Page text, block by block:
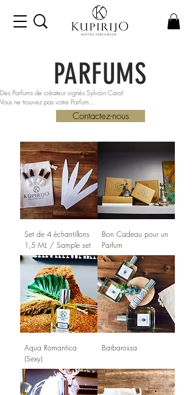
Des Parfums de créateur signés Sylvain Cara!
Vous ne trouvez pas votre Parfum...
PARFUMS
Contactez-nous
Set de 4 échantillons
1,5 ML / Sample set
Bon Cadeau pour un
Parfum
Aqua Romantica
(Sexy)
Barbarossa